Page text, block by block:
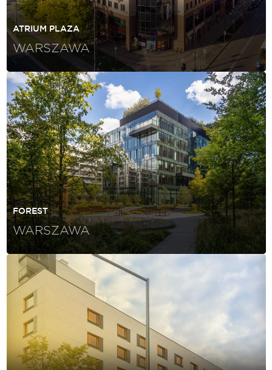
ATRIUM PLAZA
WARSZAWA
FOREST
WARSZAWA